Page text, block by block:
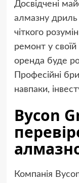
Досвідчені
алмазну дриль
чіткого
ремонт у своїй
оренда буде
Професійні
навпаки,
Bycon
Компанія